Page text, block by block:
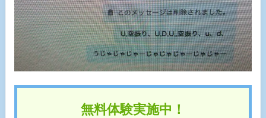
無料体験実施中！